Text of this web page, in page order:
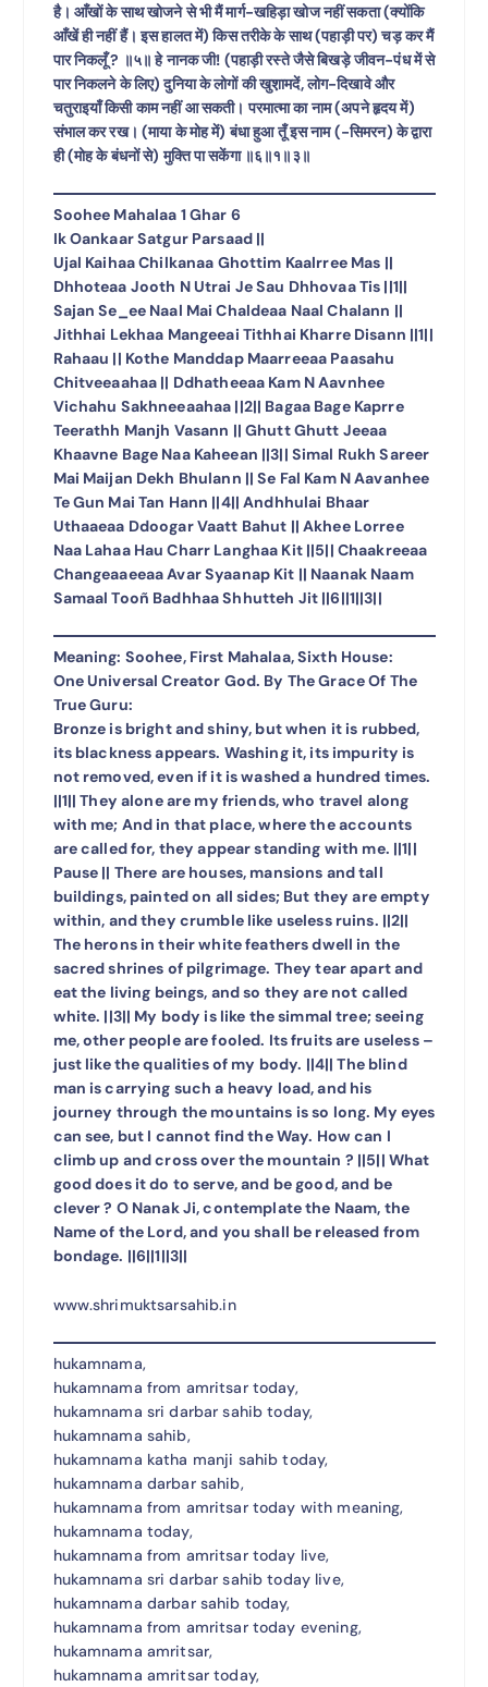
है। आँखों के साथ खोजने से भी मैं मार्ग-खहिड़ा खोज नहीं सकता (क्योंकि
आँखें ही नहीं हैं। इस हालत में) किस तरीके के साथ (पहाड़ी पर) चड़ कर मैं
पार निकलूँ ? ॥५॥ हे नानक जी! (पहाड़ी रस्ते जैसे बिखड़े जीवन-पंध में से
पार निकलने के लिए) दुनिया के लोगों की खुश़ामदें, लोग-दिखावे और
चतुराइयाँ किसी काम नहीं आ सकती। परमात्मा का नाम (अपने हृदय में)
संभाल कर रख। (माया के मोह में) बंधा हुआ तूँ इस नाम (-सिमरन) के द्वारा
ही (मोह के बंधनों से) मुक्ति पा सकेंगा ॥६॥१॥३॥
Soohee Mahalaa 1 Ghar 6
Ik Oankaar Satgur Parsaad ||
Ujal Kaihaa Chilkanaa Ghottim Kaalrree Mas ||
Dhhoteaa Jooth N Utrai Je Sau Dhhovaa Tis ||1||
Sajan Se_ee Naal Mai Chaldeaa Naal Chalann ||
Jithhai Lekhaa Mangeeai Tithhai Kharre Disann ||1||
Rahaau || Kothe Manddap Maarreeaa Paasahu
Chitveeaahaa || Ddhatheeaa Kam N Aavnhee
Vichahu Sakhneeaahaa ||2|| Bagaa Bage Kaprre
Teerathh Manjh Vasann || Ghutt Ghutt Jeeaa
Khaavne Bage Naa Kaheean ||3|| Simal Rukh Sareer
Mai Maijan Dekh Bhulann || Se Fal Kam N Aavanhee
Te Gun Mai Tan Hann ||4|| Andhhulai Bhaar
Uthaaeaa Ddoogar Vaatt Bahut || Akhee Lorree
Naa Lahaa Hau Charr Langhaa Kit ||5|| Chaakreeaa
Changeaaeeaa Avar Syaanap Kit || Naanak Naam
Samaal Tooñ Badhhaa Shhutteh Jit ||6||1||3||
Meaning: Soohee, First Mahalaa, Sixth House:
One Universal Creator God. By The Grace Of The
True Guru:
Bronze is bright and shiny, but when it is rubbed,
its blackness appears. Washing it, its impurity is
not removed, even if it is washed a hundred times.
||1|| They alone are my friends, who travel along
with me; And in that place, where the accounts
are called for, they appear standing with me. ||1||
Pause || There are houses, mansions and tall
buildings, painted on all sides; But they are empty
within, and they crumble like useless ruins. ||2||
The herons in their white feathers dwell in the
sacred shrines of pilgrimage. They tear apart and
eat the living beings, and so they are not called
white. ||3|| My body is like the simmal tree; seeing
me, other people are fooled. Its fruits are useless –
just like the qualities of my body. ||4|| The blind
man is carrying such a heavy load, and his
journey through the mountains is so long. My eyes
can see, but I cannot find the Way. How can I
climb up and cross over the mountain ? ||5|| What
good does it do to serve, and be good, and be
clever ? O Nanak Ji, contemplate the Naam, the
Name of the Lord, and you shall be released from
bondage. ||6||1||3||
www.shrimuktsarsahib.in
hukamnama,
hukamnama from amritsar today,
hukamnama sri darbar sahib today,
hukamnama sahib,
hukamnama katha manji sahib today,
hukamnama darbar sahib,
hukamnama from amritsar today with meaning,
hukamnama today,
hukamnama from amritsar today live,
hukamnama sri darbar sahib today live,
hukamnama darbar sahib today,
hukamnama from amritsar today evening,
hukamnama amritsar,
hukamnama amritsar today,